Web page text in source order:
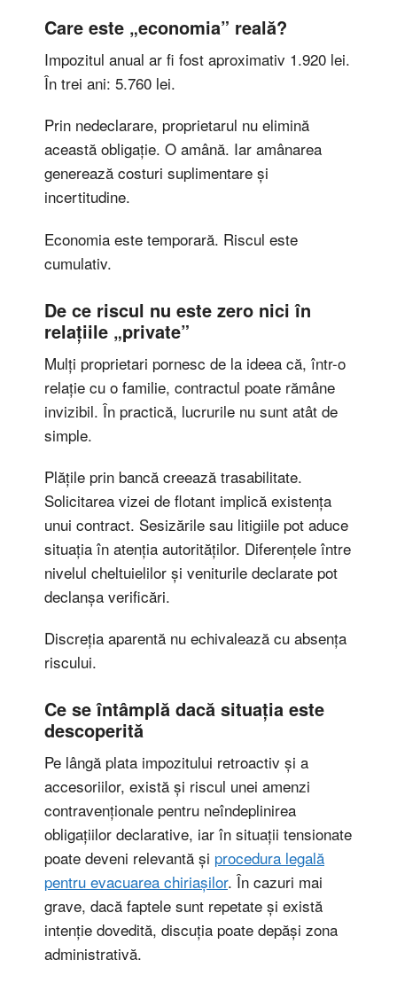
Care este „economia” reală?
Impozitul anual ar fi fost aproximativ 1.920 lei.
În trei ani: 5.760 lei.
Prin nedeclarare, proprietarul nu elimină
această obligație. O amână. Iar amânarea
generează costuri suplimentare și
incertitudine.
Economia este temporară. Riscul este
cumulativ.
De ce riscul nu este zero nici în
relațiile „private”
Mulți proprietari pornesc de la ideea că, într-o
relație cu o familie, contractul poate rămâne
invizibil. În practică, lucrurile nu sunt atât de
simple.
Plățile prin bancă creează trasabilitate.
Solicitarea vizei de flotant implică existența
unui contract. Sesizările sau litigiile pot aduce
situația în atenția autorităților. Diferențele între
nivelul cheltuielilor și veniturile declarate pot
declanșa verificări.
Discreția aparentă nu echivalează cu absența
riscului.
Ce se întâmplă dacă situația este
descoperită
Pe lângă plata impozitului retroactiv și a
accesoriilor, există și riscul unei amenzi
contravenționale pentru neîndeplinirea
obligațiilor declarative, iar în situații tensionate
poate deveni relevantă și procedura legală
pentru evacuarea chiriașilor. În cazuri mai
grave, dacă faptele sunt repetate și există
intenție dovedită, discuția poate depăși zona
administrativă.